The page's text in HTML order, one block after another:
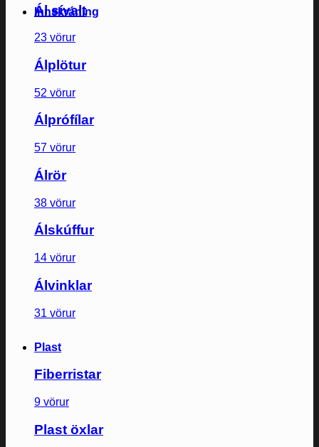
Innskráning
Ál sívalt
23 vörur
Álplötur
52 vörur
Álprófílar
57 vörur
Álrör
38 vörur
Álskúffur
14 vörur
Álvinklar
31 vörur
Plast
Fiberristar
9 vörur
Plast öxlar